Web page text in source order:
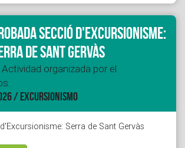
secció d'Excursionisme:
de Sant Gervàs
organizada por el
/ EXCURSIONISMO
Serra de Sant Gervàs